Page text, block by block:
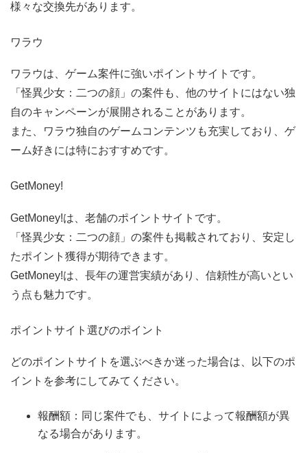
様々な交換先があります。
ワラウ
ワラウは、ゲーム案件に強いポイントサイトです。
「怪異少女：二つの顔」の案件も、他のサイトにはない独
自のキャンペーンが展開されることがあります。
また、ワラウ独自のゲームコンテンツも充実しており、ゲ
ーム好きには特におすすめです。
GetMoney!
GetMoney!は、老舗のポイントサイトです。
「怪異少女：二つの顔」の案件も掲載されており、安定し
たポイント獲得が期待できます。
GetMoney!は、長年の運営実績があり、信頼性が高いとい
う点も魅力です。
ポイントサイト選びのポイント
どのポイントサイトを選ぶべきか迷った場合は、以下のポ
イントを参考にしてみてください。
報酬額：同じ案件でも、サイトによって報酬額が異
なる場合があります。